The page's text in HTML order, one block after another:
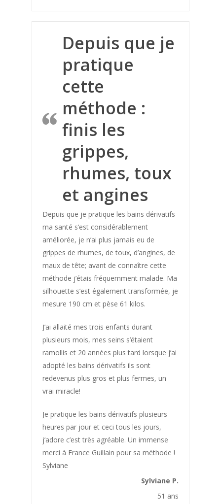
Depuis que je
pratique
cette
méthode :
finis les
grippes,
rhumes, toux
et angines
Depuis que je pratique les bains dérivatifs
ma santé s’est considérablement
améliorée, je n’ai plus jamais eu de
grippes de rhumes, de toux, d’angines, de
maux de tête; avant de connaître cette
méthode j’étais fréquemment malade. Ma
silhouette s’est également transformée, je
mesure 190 cm et pèse 61 kilos.
J’ai allaité mes trois enfants durant
plusieurs mois, mes seins s’étaient
ramollis et 20 années plus tard lorsque j’ai
adopté les bains dérivatifs ils sont
redevenus plus gros et plus fermes, un
vrai miracle!
Je pratique les bains dérivatifs plusieurs
heures par jour et ceci tous les jours,
j’adore c’est très agréable. Un immense
merci à France Guillain pour sa méthode !
Sylviane
Sylviane P.
51 ans
Les
Acné
Acouphenes
Affinement taille
Anti douleur
Arthrose
Arythmie
Beaute
Bien etre
Bienfaits Bain Dérivatif
Bonne Forme
Bonne Santé
Bouffées de Chaleur
Boulimie
Calcification
Carie
Cellulite
Cheville Gonflée
Cholesterol
Cicatrice
Circulation Sanguine